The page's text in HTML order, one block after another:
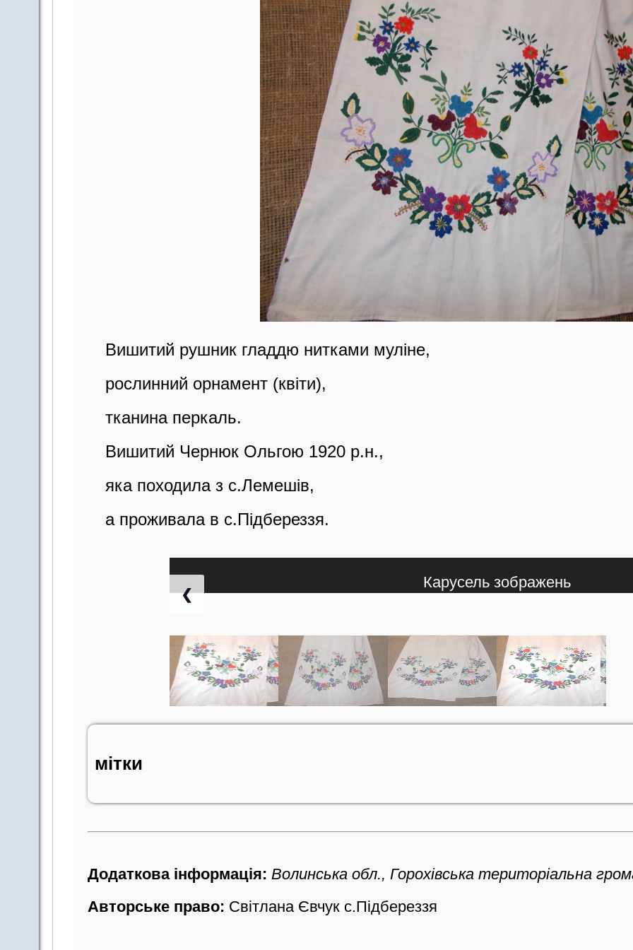
Вишитий рушник гладдю нитками муліне,
рослинний орнамент (квіти),
тканина перкаль.
Вишитий Чернюк Ольгою 1920 р.н.,
яка походила з с.Лемешів,
а проживала в с.Підбереззя.
❮
Карусель зображень
мітки
Додаткова інформація: Волинська обл., Горохівська територіальна
Авторське право: Світлана Євчук с.Підбереззя